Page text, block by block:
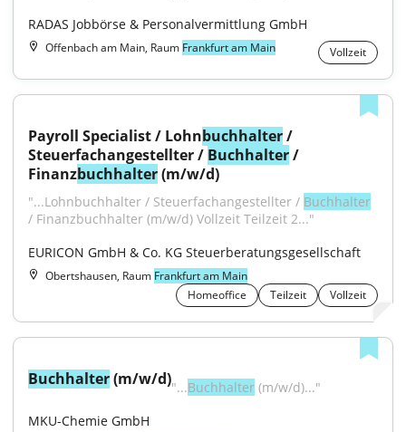
RADAS Jobbörse & Personalvermittlung GmbH
Offenbach am Main, Raum Frankfurt am Main Vollzeit
Payroll Specialist / Lohnbuchhalter /
Steuerfachangestellter / Buchhalter /
Finanzbuchhalter (m/w/d)
"...Lohnbuchhalter / Steuerfachangestellter / Buchhalter
/ Finanzbuchhalter (m/w/d) Vollzeit Teilzeit 2..."
EURICON GmbH & Co. KG Steuerberatungsgesellschaft
Obertshausen, Raum Frankfurt am Main
Homeoffice
Teilzeit Vollzeit
Buchhalter (m/w/d)"...Buchhalter (m/w/d)..."
MKU-Chemie GmbH